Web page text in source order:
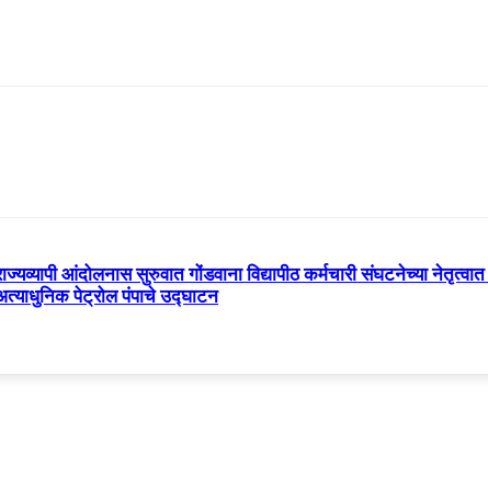
आंदोलनास सुरुवात गोंडवाना विद्यापीठ कर्मचारी संघटनेच्या
पेट्रोल पंपाचे उद्घाटन